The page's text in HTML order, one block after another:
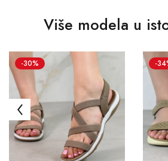
Više modela u
-30% -